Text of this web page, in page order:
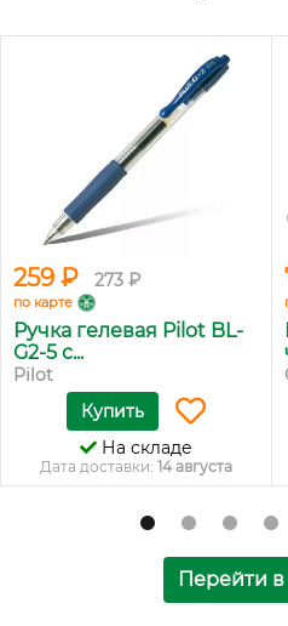
259 ₽ 273 ₽
по карте
Ручка гелевая Pilot BL-
G2-5 с...
Pilot
Купить
На складе
Дата доставки: 14 августа
Перейти в